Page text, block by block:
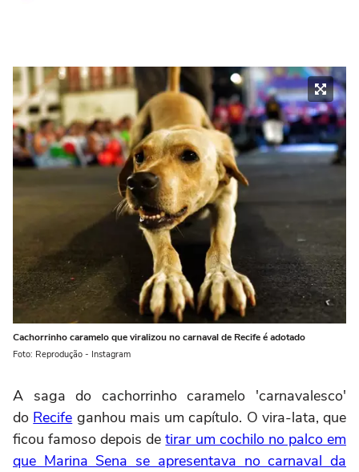
Cachorrinho caramelo que viralizou no carnaval de Recife é adotado
Foto: Reprodução - Instagram
A saga do cachorrinho caramelo 'carnavalesco'
do Recife ganhou mais um capítulo. O vira-lata, que
ficou famoso depois detirar um cochilo no palco em
que Marina Sena se apresentava no carnaval da